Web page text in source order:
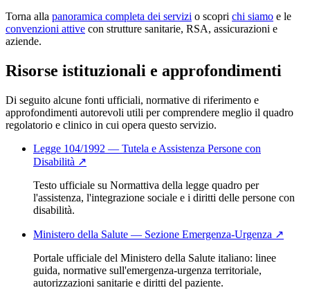
Torna alla panoramica completa dei servizi o scopri chi siamo e le
convenzioni attive con strutture sanitarie, RSA, assicurazioni e
aziende.
Risorse istituzionali e approfondimenti
Di seguito alcune fonti ufficiali, normative di riferimento e
approfondimenti autorevoli utili per comprendere meglio il quadro
regolatorio e clinico in cui opera questo servizio.
Legge 104/1992 — Tutela e Assistenza Persone con
Disabilità ↗
Testo ufficiale su Normattiva della legge quadro per
l'assistenza, l'integrazione sociale e i diritti delle persone con
disabilità.
Ministero della Salute — Sezione Emergenza-Urgenza ↗
Portale ufficiale del Ministero della Salute italiano: linee
guida, normative sull'emergenza-urgenza territoriale,
autorizzazioni sanitarie e diritti del paziente.